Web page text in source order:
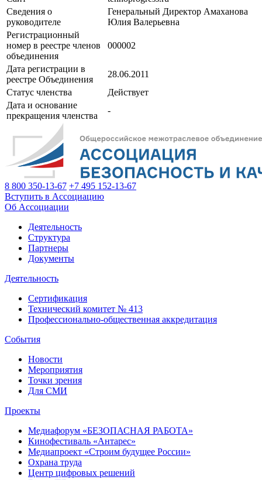
Сведения о
руководителе
Генеральный Директор Амаханова
Юлия Валерьевна
Регистрационный
номер в реестре членов
объединения
000002
Дата регистрации в
реестре Объединения
28.06.2011
Статус членства
Действует
Дата и основание
прекращения членства
-
8 800 350-13-67 +7 495 152-13-67
Вступить в Ассоциацию
Об Ассоциации
Деятельность
Структура
Партнеры
Документы
Деятельность
Сертификация
Технический комитет № 413
Профессионально-общественная аккредитация
События
Новости
Мероприятия
Точки зрения
Для СМИ
Проекты
Медиафорум «БЕЗОПАСНАЯ РАБОТА»
Кинофестиваль «Антарес»
Медиапроект «Строим будущее России»
Охрана труда
Центр цифровых решений